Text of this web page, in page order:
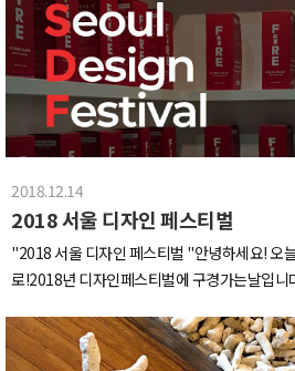
고 다음날 방문한 이 곳은 바로 제주의 레이싱
전 안전 점검 꼼꼼하게 받아주세요~!그리고 시
다시 보니 또 가고싶네요!제주도의_흔한_고깃
에서 옹기종기모여 소라게 구경하기~!이상 제
습니다.다음에 또 봐요 안녕 ~~!
2018.12.14
2018 서울 디자인 페스티벌
"2018 서울 디자인 페스티벌 "안녕하세요! 오
로!2018년 디자인페스티벌에 구경가는날입
하는데요,이렇게 볼 거리가 있다는 건 간만에
을 수 있는 좋은 기회입니다^^입구에 들어서